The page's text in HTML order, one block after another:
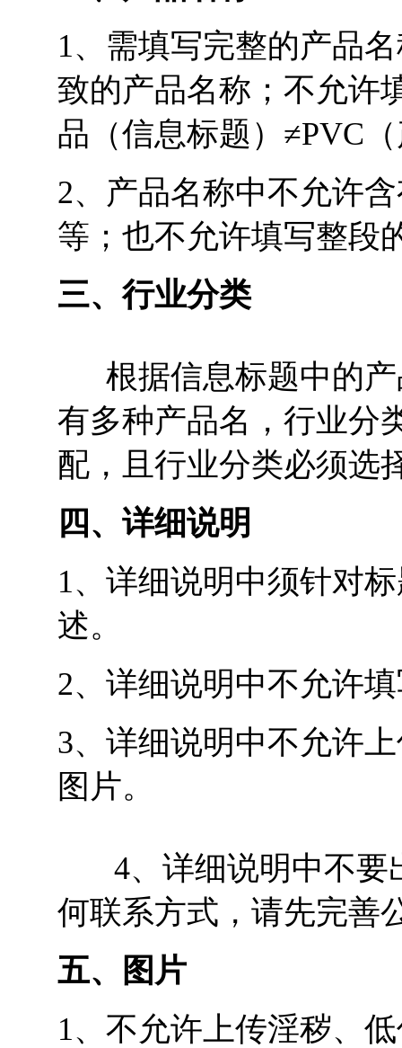
1、需填写完整的产品
致的产品名称；不允许
品（信息标题）≠PVC
2、产品名称中不允许
等；也不允许填写整段
三、行业分类
根据信息标题中的产
有多种产品名，行业分
配，且行业分类必须选
四、详细说明
1、详细说明中须针对
述。
2、详细说明中不允许
3、详细说明中不允许
图片。
4、详细说明中不要
何联系方式，请先完善
五、图片
1、不允许上传淫秽、